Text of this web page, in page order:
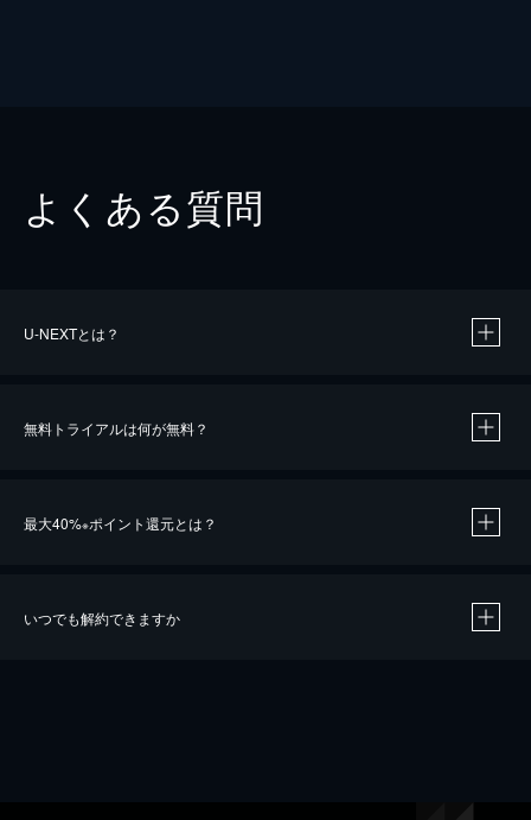
よくある質問
U-NEXTとは？
無料トライアルは何が無料？
最大40%※ポイント還元とは？
いつでも解約できますか